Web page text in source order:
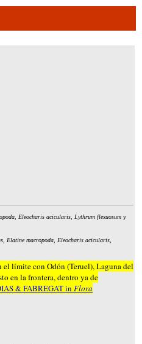
Eleocharis acicularis, Lythrum flexuosum y
Elatine macropoda
Eleocharis acicularis,
el límite con Odón (Teruel),Lagunadel
en la frontera, dentro ya de
& FABREGAT in Flora